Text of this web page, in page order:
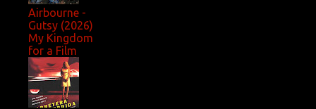
Airbourne -
Gutsy (2026)
My Kingdom
for a Film